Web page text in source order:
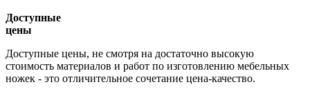
Доступные
цены
Доступные цены, не смотря на достаточно высокую
стоимость материалов и работ по изготовлению мебельных
ножек - это отличительное сочетание цена-качество.